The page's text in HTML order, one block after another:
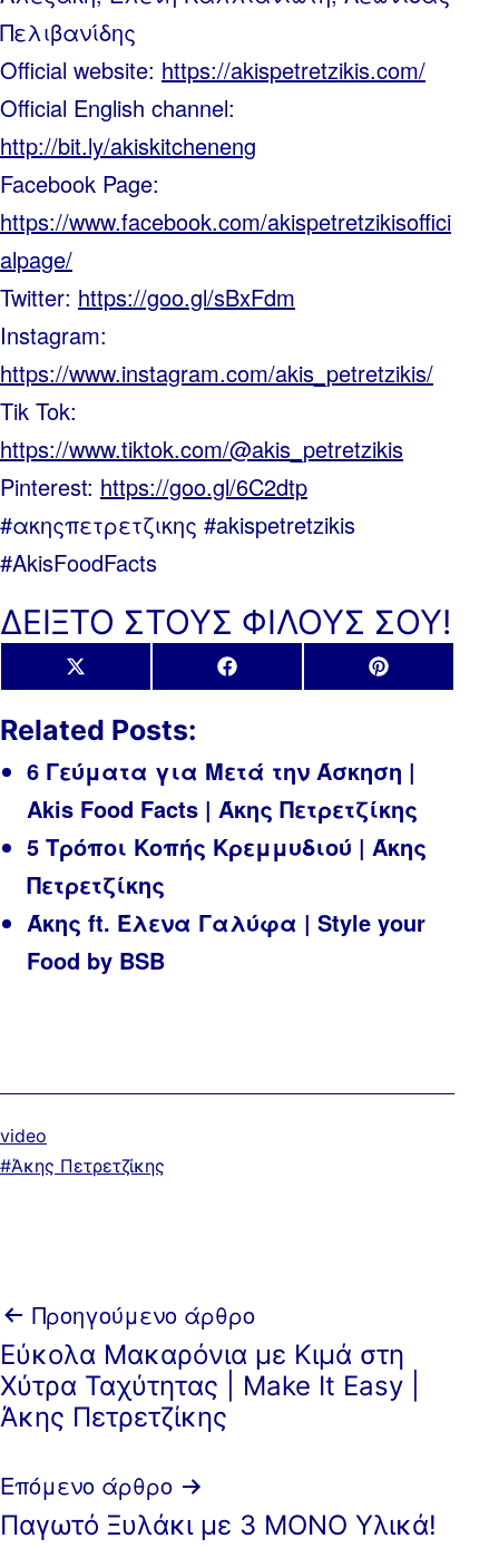
Πελιβανίδης
Official website: https://akispetretzikis.com/
Official English channel:
http://bit.ly/akiskitcheneng
Facebook Page:
https://www.facebook.com/akispetretzikisoffici
alpage/
Twitter: https://goo.gl/sBxFdm
Instagram:
https://www.instagram.com/akis_petretzikis/
Tik Tok:
https://www.tiktok.com/@akis_petretzikis
Pinterest: https://goo.gl/6C2dtp
#ακηςπετρετζικης #akispetretzikis
#AkisFoodFacts
ΔΕΙΞΤΟ ΣΤΟΥΣ ΦΙΛΟΥΣ ΣΟΥ!
Share
on
X
(Twitter)
Share
on
Facebook
Share
on
Pinterest
Related Posts:
6 Γεύματα για Μετά την Άσκηση |
Akis Food Facts | Άκης Πετρετζίκης
5 Τρόποι Κοπής Κρεμμυδιού | Άκης
Πετρετζίκης
Άκης ft. Έλενα Γαλύφα | Style your
Food by BSB
Κατηγοριοποιημένα
ως
video
ΜεΆκης Πετρετζίκης
Πλοήγηση
άρθρων
Προηγούμενο άρθρο
Εύκολα Μακαρόνια με Κιμά στη
Χύτρα Ταχύτητας | Make It Easy |
Άκης Πετρετζίκης
Επόμενο άρθρο
Παγωτό Ξυλάκι με 3 ΜΟΝΟ Υλικά!